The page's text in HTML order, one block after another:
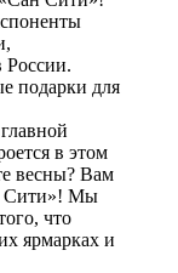
России.
подарки для
в этом
весны? Вам
Сити»! Мы
что
ярмарках и